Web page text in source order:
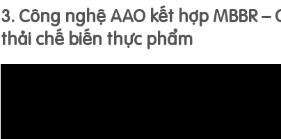
3. Công nghệ AAO kết hợp MBBR
thải chế biến thực phẩm